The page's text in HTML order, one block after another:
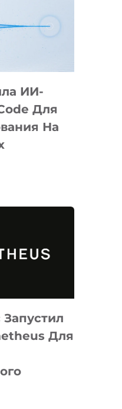
ИИ-
Для
На
Для